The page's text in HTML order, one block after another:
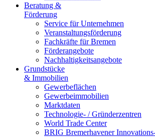
Beratung &
Förderung
Service für Unternehmen
Veranstaltungsförderung
Fachkräfte für Bremen
Förderangebote
Nachhaltigkeitsangebote
Grundstücke
& Immobilien
Gewerbeflächen
Gewerbeimmobilien
Marktdaten
Technologie- / Gründerzentren
World Trade Center
BRIG Bremerhavener